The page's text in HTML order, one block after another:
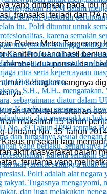
yang dititipkan pada ibu
transaksi terjadi dan RA
Polres Metro Tangerang
Kanitero, uang hasil
membeli dua ponsel dan
sebagian uangnya
dan MON telah ditahan
maksimal 15 tahun
Undang No. 35 Tahun
ini sekali lagi
aktif masyarakat dalam
terutama yang